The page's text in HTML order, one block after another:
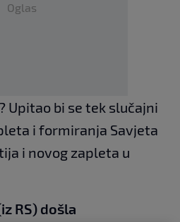
Oglas
Upitao bi se tek slučajni
i formiranja Savjeta
i novog zapleta u
RS) došla